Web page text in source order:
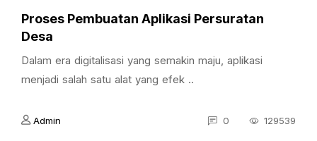
Proses Pembuatan Aplikasi Persuratan
Desa
Dalam era digitalisasi yang semakin maju, aplikasi
menjadi salah satu alat yang efek ..
Admin 0 129539